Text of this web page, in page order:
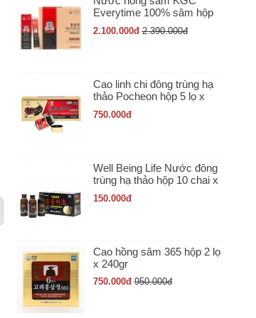
Everytime 100% sâm hộp
30 gói x 10ml
2.100.000đ 2.390.000đ
Cao linh chi đông trùng hạ
thảo Pocheon hộp 5 lọ x
50gr
750.000đ
Well Being Life Nước đông
trùng hạ thảo hộp 10 chai x
100ml
150.000đ
Cao hồng sâm 365 hộp 2 lọ
x 240gr
750.000đ 950.000đ